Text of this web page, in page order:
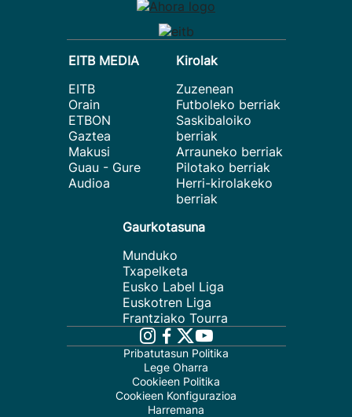
EITB MEDIA
EITB
Orain
ETBON
Gaztea
Makusi
Guau - Gure
Audioa
Kirolak
Zuzenean
Futboleko berriak
Saskibaloiko
berriak
Arrauneko berriak
Pilotako berriak
Herri-kirolakeko
berriak
Gaurkotasuna
Munduko
Txapelketa
Eusko Label Liga
Euskotren Liga
Frantziako Tourra
Pribatutasun Politika
Lege Oharra
Cookieen Politika
Cookieen Konfigurazioa
Harremana